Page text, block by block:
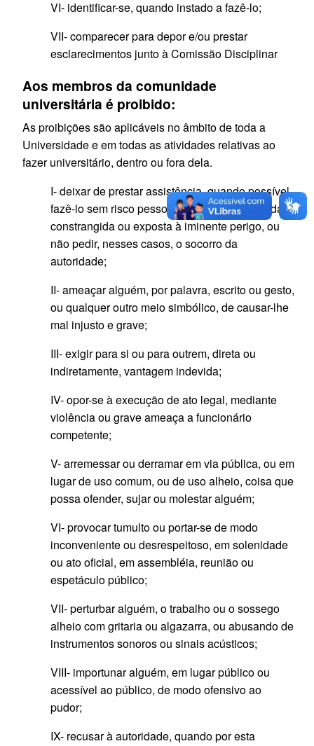
VI- identificar-se, quando instado a fazê-lo;
VII- comparecer para depor e/ou prestar
esclarecimentos junto à Comissão Disciplinar
Aos membros da comunidade
universitária é proibido:
As proibições são aplicáveis no âmbito de toda a
Universidade e em todas as atividades relativas ao
fazer universitário, dentro ou fora dela.
I- deixar de prestar assistência, quando possível
fazê-lo sem risco pessoal, à pessoa ameaçada,
constrangida ou exposta à iminente perigo, ou
não pedir, nesses casos, o socorro da
autoridade;
II- ameaçar alguém, por palavra, escrito ou gesto,
ou qualquer outro meio simbólico, de causar-lhe
mal injusto e grave;
III- exigir para si ou para outrem, direta ou
indiretamente, vantagem indevida;
IV- opor-se à execução de ato legal, mediante
violência ou grave ameaça a funcionário
competente;
V- arremessar ou derramar em via pública, ou em
lugar de uso comum, ou de uso alheio, coisa que
possa ofender, sujar ou molestar alguém;
VI- provocar tumulto ou portar-se de modo
inconveniente ou desrespeitoso, em solenidade
ou ato oficial, em assembléia, reunião ou
espetáculo público;
VII- perturbar alguém, o trabalho ou o sossego
alheio com gritaria ou algazarra, ou abusando de
instrumentos sonoros ou sinais acústicos;
VIII- importunar alguém, em lugar público ou
acessível ao público, de modo ofensivo ao
pudor;
IX- recusar à autoridade, quando por esta